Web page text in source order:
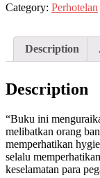
quantity
Category: Perhotelan
Description
Description
“Buku ini
melibatkan orang
memperhatikan
selalu
keselamatan para